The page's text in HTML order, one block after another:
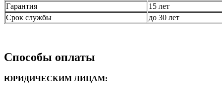
Гарантия
15 лет
Срок службы
до 30 лет
Способы оплаты
ЮРИДИЧЕСКИМ ЛИЦАМ: